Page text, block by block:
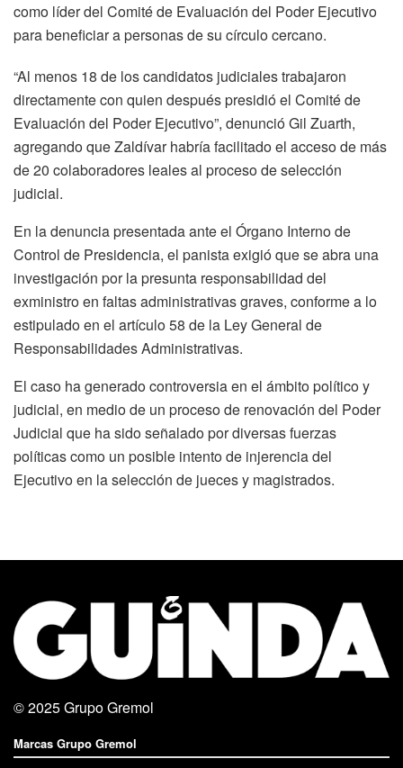
como líder del Comité de Evaluación del Poder Ejecutivo
para beneficiar a personas de su círculo cercano.
“Al menos 18 de los candidatos judiciales trabajaron
directamente con quien después presidió el Comité de
Evaluación del Poder Ejecutivo”, denunció Gil Zuarth,
agregando que Zaldívar habría facilitado el acceso de más
de 20 colaboradores leales al proceso de selección
judicial.
En la denuncia presentada ante el Órgano Interno de
Control de Presidencia, el panista exigió que se abra una
investigación por la presunta responsabilidad del
exministro en faltas administrativas graves, conforme a lo
estipulado en el artículo 58 de la Ley General de
Responsabilidades Administrativas.
El caso ha generado controversia en el ámbito político y
judicial, en medio de un proceso de renovación del Poder
Judicial que ha sido señalado por diversas fuerzas
políticas como un posible intento de injerencia del
Ejecutivo en la selección de jueces y magistrados.
© 2025Grupo Gremol
Marcas Grupo Gremol